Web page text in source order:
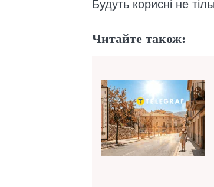
Будуть корисні не
Читайте також: